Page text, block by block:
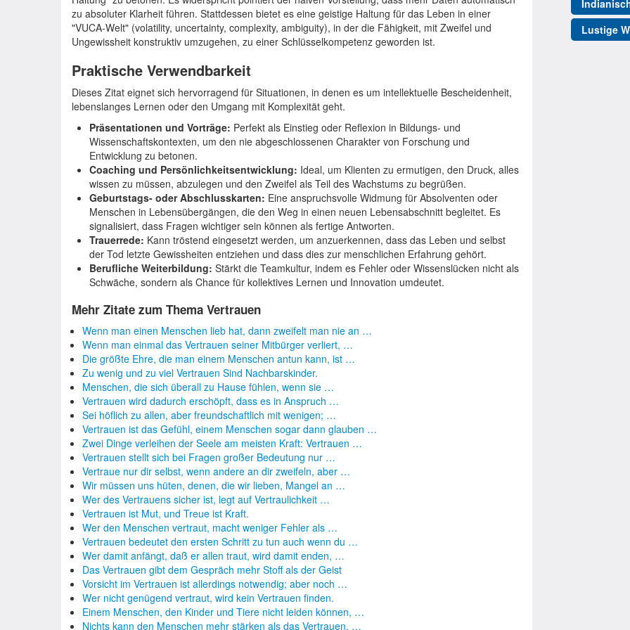
zu absoluter Klarheit führen. Stattdessen bietet es eine geistige Haltung für das Leben in einer
"VUCA-Welt" (volatility, uncertainty, complexity, ambiguity), in der die Fähigkeit, mit Zweifel und
Ungewissheit konstruktiv umzugehen, zu einer Schlüsselkompetenz geworden ist.
Praktische Verwendbarkeit
Dieses Zitat eignet sich hervorragend für Situationen, in denen es um intellektuelle Bescheidenheit,
lebenslanges Lernen oder den Umgang mit Komplexität geht.
Präsentationen und Vorträge: Perfekt als Einstieg oder Reflexion in Bildungs- und
Wissenschaftskontexten, um den nie abgeschlossenen Charakter von Forschung und
Entwicklung zu betonen.
Coaching und Persönlichkeitsentwicklung: Ideal, um Klienten zu ermutigen, den Druck, alles
wissen zu müssen, abzulegen und den Zweifel als Teil des Wachstums zu begrüßen.
Geburtstags- oder Abschlusskarten: Eine anspruchsvolle Widmung für Absolventen oder
Menschen in Lebensübergängen, die den Weg in einen neuen Lebensabschnitt begleitet. Es
signalisiert, dass Fragen wichtiger sein können als fertige Antworten.
Trauerrede: Kann tröstend eingesetzt werden, um anzuerkennen, dass das Leben und selbst
der Tod letzte Gewissheiten entziehen und dass dies zur menschlichen Erfahrung gehört.
Berufliche Weiterbildung: Stärkt die Teamkultur, indem es Fehler oder Wissenslücken nicht als
Schwäche, sondern als Chance für kollektives Lernen und Innovation umdeutet.
Mehr Zitate zum Thema Vertrauen
Wenn man einen Menschen lieb hat, dann zweifelt man nie an …
Wenn man einmal das Vertrauen seiner Mitbürger verliert, …
Die größte Ehre, die man einem Menschen antun kann, ist …
Zu wenig und zu viel Vertrauen Sind Nachbarskinder.
Menschen, die sich überall zu Hause fühlen, wenn sie …
Vertrauen wird dadurch erschöpft, dass es in Anspruch …
Sei höflich zu allen, aber freundschaftlich mit wenigen; …
Vertrauen ist das Gefühl, einem Menschen sogar dann glauben …
Zwei Dinge verleihen der Seele am meisten Kraft: Vertrauen …
Vertrauen stellt sich bei Fragen großer Bedeutung nur …
Vertraue nur dir selbst, wenn andere an dir zweifeln, aber …
Wir müssen uns hüten, denen, die wir lieben, Mangel an …
Wer des Vertrauens sicher ist, legt auf Vertraulichkeit …
Vertrauen ist Mut, und Treue ist Kraft.
Wer den Menschen vertraut, macht weniger Fehler als …
Vertrauen bedeutet den ersten Schritt zu tun auch wenn du …
Wer damit anfängt, daß er allen traut, wird damit enden, …
Das Vertrauen gibt dem Gespräch mehr Stoff als der Geist
Vorsicht im Vertrauen ist allerdings notwendig; aber noch …
Wer nicht genügend vertraut, wird kein Vertrauen finden.
Einem Menschen, den Kinder und Tiere nicht leiden können, …
Nichts kann den Menschen mehr stärken als das Vertrauen, …
Lustige